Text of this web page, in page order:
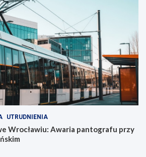
UTRUDNIENIA
Wrocławiu: Awaria pantografu przy